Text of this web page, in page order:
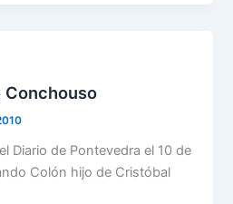
Conchouso
Diario de Pontevedra el 10 de
Colón hijo de Cristóbal